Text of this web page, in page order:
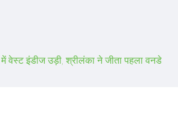
वेस्ट इंडीज उड़ी, श्रीलंका ने जीता पहला वनडे